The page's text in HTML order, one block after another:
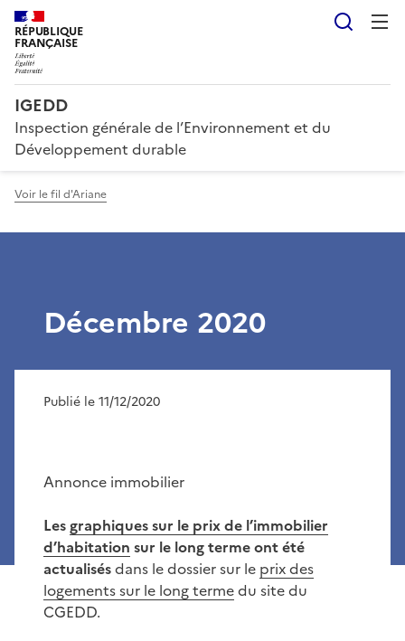
RÉPUBLIQUE
FRANÇAISE
IGEDD
Inspection générale de l’Environnement et du
Développement durable
Voir le fil d'Ariane
Décembre 2020
Publié le 11/12/2020
Annonce immobilier
Les graphiques sur le prix de l’immobilier
d’habitation sur le long terme ont été
actualisésdans le dossier sur le prix des
logements sur le long termedu site du
CGEDD.